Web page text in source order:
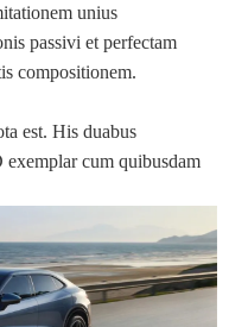
unius
passivi et perfectam
compositionem.
est. His duabus
cum quibusdam